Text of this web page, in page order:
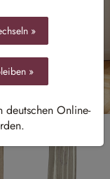
»
»
deutschen Online-